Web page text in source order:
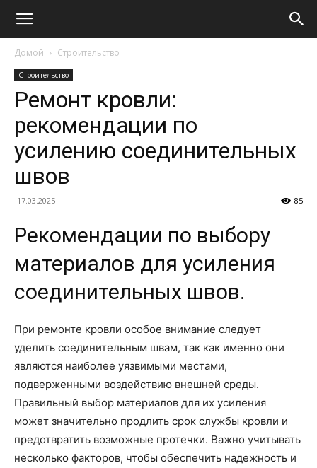
Домой Строительство
Строительство
Ремонт кровли:
рекомендации по
усилению соединительных
швов
17.03.2025 85
Рекомендации по выбору
материалов для усиления
соединительных швов.
При ремонте кровли особое внимание следует
уделить соединительным швам, так как именно они
являются наиболее уязвимыми местами,
подверженными воздействию внешней среды.
Правильный выбор материалов для их усиления
может значительно продлить срок службы кровли и
предотвратить возможные протечки. Важно учитывать
несколько факторов, чтобы обеспечить надежность и